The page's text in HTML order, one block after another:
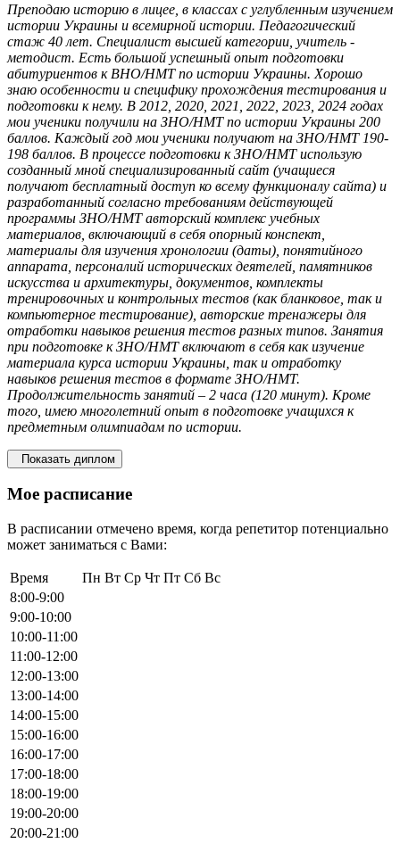
Преподаю историю в лицее, в классах с углубленным изучением
истории Украины и всемирной истории. Педагогический
стаж 40 лет. Специалист высшей категории, учитель -
методист. Есть большой успешный опыт подготовки
абитуриентов к ВНО/НМТ по истории Украины. Хорошо
знаю особенности и специфику прохождения тестирования и
подготовки к нему. В 2012, 2020, 2021, 2022, 2023, 2024 годах
мои ученики получили на ЗНО/НМТ по истории Украины 200
баллов. Каждый год мои ученики получают на ЗНО/НМТ 190-
198 баллов. В процессе подготовки к ЗНО/НМТ использую
созданный мной специализированный сайт (учащиеся
получают бесплатный доступ ко всему функционалу сайта) и
разработанный согласно требованиям действующей
программы ЗНО/НМТ авторский комплекс учебных
материалов, включающий в себя опорный конспект,
материалы для изучения хронологии (даты), понятийного
аппарата, персоналий исторических деятелей, памятников
искусства и архитектуры, документов, комплекты
тренировочных и контрольных тестов (как бланковое, так и
компьютерное тестирование), авторские тренажеры для
отработки навыков решения тестов разных типов. Занятия
при подготовке к ЗНО/НМТ включают в себя как изучение
материала курса истории Украины, так и отработку
навыков решения тестов в формате ЗНО/НМТ.
Продолжительность занятий – 2 часа (120 минут). Кроме
того, имею многолетний опыт в подготовке учащихся к
предметным олимпиадам по истории.
Показать диплом
Мое расписание
В расписании отмечено время, когда репетитор потенциально
может заниматься с Вами:
Время Пн Вт Ср Чт Пт Сб Вс
8:00-9:00
9:00-10:00
10:00-11:00
11:00-12:00
12:00-13:00
13:00-14:00
14:00-15:00
15:00-16:00
16:00-17:00
17:00-18:00
18:00-19:00
19:00-20:00
20:00-21:00